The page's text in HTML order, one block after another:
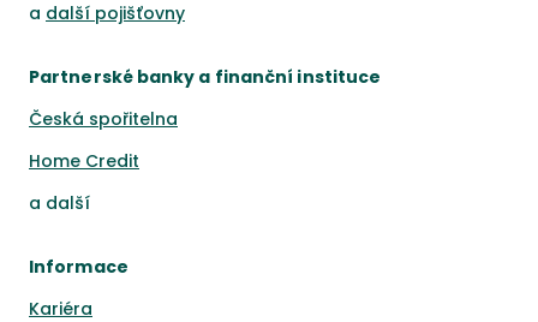
a další pojišťovny
Partnerské banky a finanční instituce
Česká spořitelna
Home Credit
a další
Informace
Kariéra